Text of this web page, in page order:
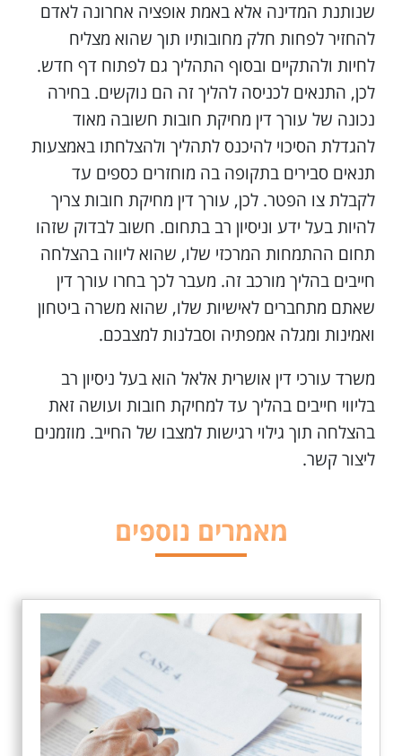
שנותנת המדינה אלא באמת אופציה אחרונה לאדם
להחזיר לפחות חלק מחובותיו תוך שהוא מצליח
לחיות ולהתקיים ובסוף התהליך גם לפתוח דף חדש.
לכן, התנאים לכניסה להליך זה הם נוקשים. בחירה
נכונה של עורך דין מחיקת חובות חשובה מאוד
להגדלת הסיכוי להיכנס לתהליך ולהצלחתו באמצעות
תנאים סבירים בתקופה בה מוחזרים כספים עד
לקבלת צו הפטר. לכן, עורך דין מחיקת חובות צריך
להיות בעל ידע וניסיון רב בתחום. חשוב לבדוק שזהו
תחום ההתמחות המרכזי שלו, שהוא ליווה בהצלחה
חייבים בהליך מורכב זה. מעבר לכך בחרו עורך דין
שאתם מתחברים לאישיות שלו, שהוא משרה ביטחון
ואמינות ומגלה אמפתיה וסבלנות למצבכם.
משרד עורכי דין אושרית אלאל הוא בעל ניסיון רב
בליווי חייבים בהליך עד למחיקת חובות ועושה זאת
בהצלחה תוך גילוי רגישות למצבו של החייב. מוזמנים
ליצור קשר.
מאמרים נוספים